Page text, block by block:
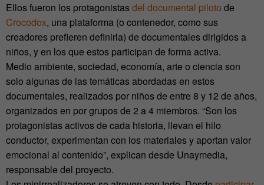
Ellos fueron los protagonistasdel documental piloto de
Crocodox, una plataforma (o contenedor, como sus
creadores prefieren definirla) de documentales dirigidos a
niños, y en los que estos participan de forma activa.
Medio ambiente, sociedad, economía, arte o ciencia son
solo algunas de las temáticas abordadas en estos
documentales, realizados por niños de entre 8 y 12 de años,
organizados en por grupos de 2 a 4 miembros. “Son los
protagonistas activos de cada historia, llevan el hilo
conductor, experimentan con los materiales y aportan valor
emocional al contenido”, explican desde Unaymedia,
responsable del proyecto.